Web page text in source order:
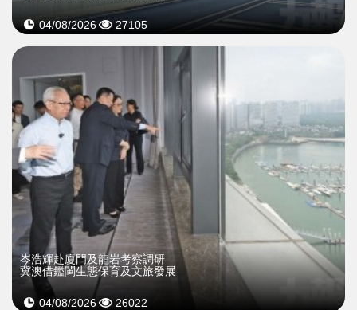
04/08/2026 27105
岑浩輝赴廈門及龍岩考察調研
冀澳借鑑閩生態保育及文旅發展
04/08/2026 26022